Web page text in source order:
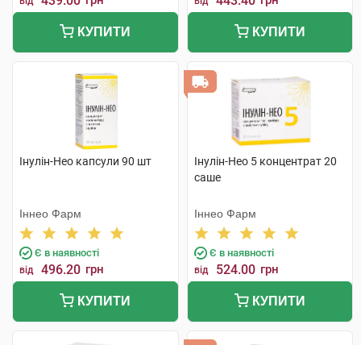
КУПИТИ КУПИТИ
Інулін-Нео капсули 90 шт
Іннео Фарм
Є в наявності
від 496.20 грн
КУПИТИ
Інулін-Нео 5 концентрат 20
саше
Іннео Фарм
Є в наявності
від 524.00 грн
КУПИТИ